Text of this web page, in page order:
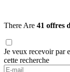
There Are 41 offres
Je veux recevoir par
cette recherche